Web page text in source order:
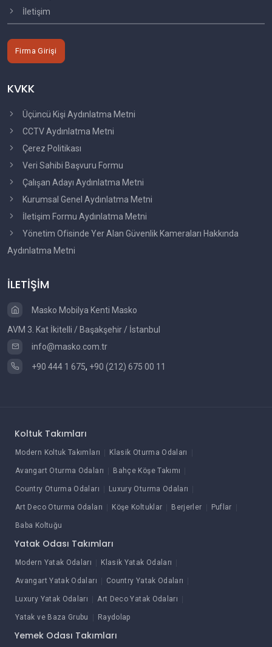
İletişim
Firma Girişi
KVKK
Üçüncü Kişi Aydınlatma Metni
CCTV Aydınlatma Metni
Çerez Politikası
Veri Sahibi Başvuru Formu
Çalışan Adayı Aydınlatma Metni
Kurumsal Genel Aydınlatma Metni
İletişim Formu Aydınlatma Metni
Yönetim Ofisinde Yer Alan Güvenlik Kameraları Hakkında
Aydınlatma Metni
İLETİŞİM
Masko Mobilya Kenti Masko
AVM 3. Kat İkitelli / Başakşehir / İstanbul
info@masko.com.tr
+90 444 1 675, +90 (212) 675 00 11
Koltuk Takımları
Modern Koltuk Takımları Klasik Oturma Odaları
Avangart Oturma Odaları Bahçe Köşe Takımı
Country Oturma Odaları Luxury Oturma Odaları
Art Deco Oturma Odaları Köşe Koltuklar Berjerler Puflar
Baba Koltuğu
Yatak Odası Takımları
Modern Yatak Odaları Klasik Yatak Odaları
Avangart Yatak Odaları Country Yatak Odaları
Luxury Yatak Odaları Art Deco Yatak Odaları
Yatak ve Baza Grubu Raydolap
Yemek Odası Takımları